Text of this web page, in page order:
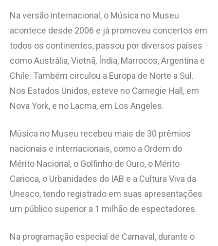
Na versão internacional, o Música no Museu
acontece desde 2006 e já promoveu concertos em
todos os continentes, passou por diversos países
como Austrália, Vietnã, Índia, Marrocos, Argentina e
Chile. Também circulou a Europa de Norte a Sul.
Nos Estados Unidos, esteve no Carnegie Hall, em
Nova York, e no Lacma, em Los Angeles.
Música no Museu recebeu mais de 30 prêmios
nacionais e internacionais, como a Ordem do
Mérito Nacional, o Golfinho de Ouro, o Mérito
Carioca, o Urbanidades do IAB e a Cultura Viva da
Unesco, tendo registrado em suas apresentações
um público superior a 1 milhão de espectadores.
Na programação especial de Carnaval, durante o